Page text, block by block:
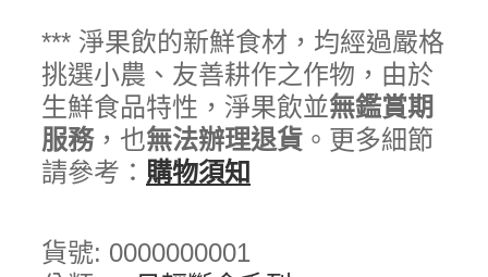
*** 淨果飲的新鮮食材，均經過嚴格
挑選小農、友善耕作之作物，由於
生鮮食品特性，淨果飲並無鑑賞期
服務，也無法辦理退貨 。更多細節
請參考： 購物須知
貨號: 0000000001